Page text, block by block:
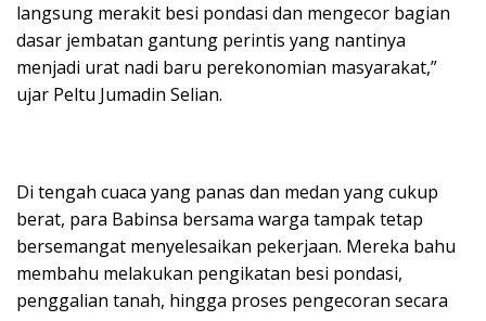
langsung merakit besi pondasi dan mengecor bagian
dasar jembatan gantung perintis yang nantinya
menjadi urat nadi baru perekonomian masyarakat,”
ujar Peltu Jumadin Selian.
Di tengah cuaca yang panas dan medan yang cukup
berat, para Babinsa bersama warga tampak tetap
bersemangat menyelesaikan pekerjaan. Mereka bahu
membahu melakukan pengikatan besi pondasi,
penggalian tanah, hingga proses pengecoran secara